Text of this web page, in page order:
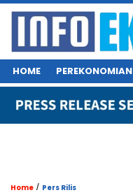
HOME PEREKONOMIAN
Home / Pers Rilis